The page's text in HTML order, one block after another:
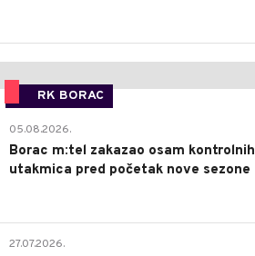
RK BORAC
05.08.2026.
Borac m:tel zakazao osam kontrolnih
utakmica pred početak nove sezone
27.07.2026.